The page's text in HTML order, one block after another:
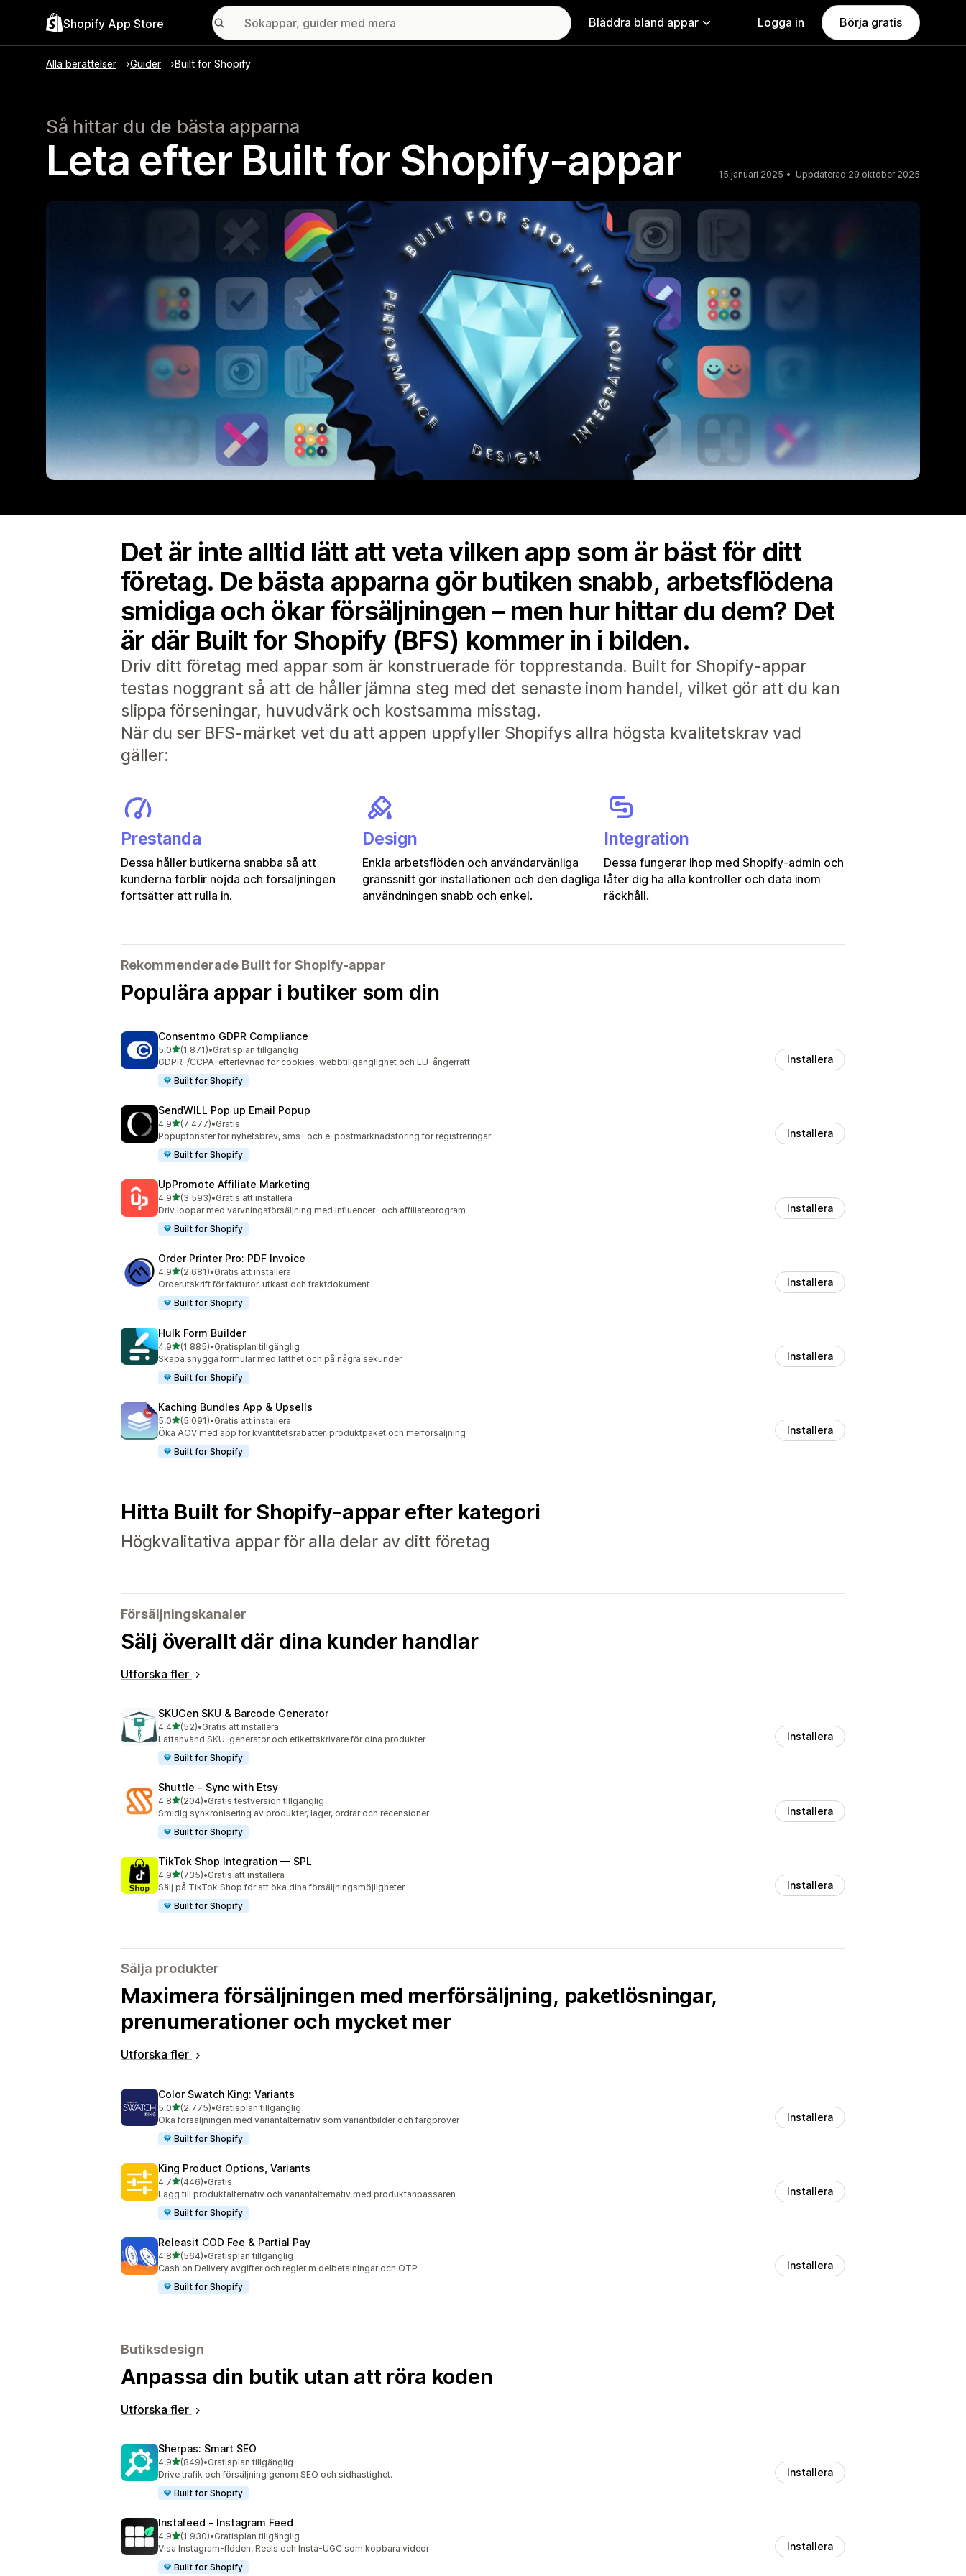
Shopify App Store Bläddra bland appar Logga in Börja gratis
Alla berättelser Guider Built for Shopify
Så hittar du de bästa apparna
Leta efter Built for Shopify-appar 15 januari 2025 Uppdaterad 29 oktober 2025
Det är inte alltid lätt att veta vilken app som är bäst för ditt
företag. De bästa apparna gör butiken snabb, arbetsflödena
smidiga och ökar försäljningen – men hur hittar du dem? Det
är där Built for Shopify (BFS) kommer in i bilden.
Driv ditt företag med appar som är konstruerade för topprestanda. Built for Shopify-appar
testas noggrant så att de håller jämna steg med det senaste inom handel, vilket gör att du kan
slippa förseningar, huvudvärk och kostsamma misstag.
När du ser BFS-märket vet du att appen uppfyller Shopifys allra högsta kvalitetskrav vad
gäller:
Prestanda
Dessa håller butikerna snabba så att
kunderna förblir nöjda och försäljningen
fortsätter att rulla in.
Design
Enkla arbetsflöden och användarvänliga
gränssnitt gör installationen och den dagliga
användningen snabb och enkel.
Integration
Dessa fungerar ihop med Shopify-admin och
låter dig ha alla kontroller och data inom
räckhåll.
Rekommenderade Built for Shopify-appar
Populära appar i butiker som din
Consentmo GDPR Compliance
5,0av 5 stjärnor
(1 871)
1871 recensioner totalt
•Gratisplan tillgänglig
GDPR-/CCPA-efterlevnad för cookies, webbtillgänglighet och EU-ångerrätt
Built for Shopify
Installera
SendWILL Pop up Email Popup
4,9av 5 stjärnor
(7 477)
7477 recensioner totalt
•Gratis
Popupfönster för nyhetsbrev, sms- och e-postmarknadsföring för registreringar
Built for Shopify
Installera
UpPromote Affiliate Marketing
4,9av 5 stjärnor
(3 593)
3593 recensioner totalt
•Gratis att installera
Driv loopar med värvningsförsäljning med influencer- och affiliateprogram
Built for Shopify
Installera
Order Printer Pro: PDF Invoice
4,9av 5 stjärnor
(2 681)
2681 recensioner totalt
•Gratis att installera
Orderutskrift för fakturor, utkast och fraktdokument
Built for Shopify
Installera
Hulk Form Builder
4,9av 5 stjärnor
(1 885)
1885 recensioner totalt
•Gratisplan tillgänglig
Skapa snygga formulär med lätthet och på några sekunder.
Built for Shopify
Installera
Kaching Bundles App & Upsells
5,0av 5 stjärnor
(5 091)
5091 recensioner totalt
•Gratis att installera
Öka AOV med app för kvantitetsrabatter, produktpaket och merförsäljning
Built for Shopify
Installera
Hitta Built for Shopify-appar efter kategori
Högkvalitativa appar för alla delar av ditt företag
Försäljningskanaler
Sälj överallt där dina kunder handlar
Utforska fler
SKUGen SKU & Barcode Generator
4,4av 5 stjärnor
(52)
52 recensioner totalt
•Gratis att installera
Lättanvänd SKU-generator och etikettskrivare för dina produkter
Built for Shopify
Installera
Shuttle ‑ Sync with Etsy
4,8av 5 stjärnor
(204)
204 recensioner totalt
•Gratis testversion tillgänglig
Smidig synkronisering av produkter, lager, ordrar och recensioner
Built for Shopify
Installera
TikTok Shop Integration — SPL
4,9av 5 stjärnor
(735)
735 recensioner totalt
•Gratis att installera
Sälj på TikTok Shop för att öka dina försäljningsmöjligheter
Built for Shopify
Installera
Sälja produkter
Maximera försäljningen med merförsäljning, paketlösningar,
prenumerationer och mycket mer
Utforska fler
Color Swatch King: Variants
5,0av 5 stjärnor
(2 775)
2775 recensioner totalt
•Gratisplan tillgänglig
Öka försäljningen med variantalternativ som variantbilder och färgprover
Built for Shopify
Installera
King Product Options, Variants
4,7av 5 stjärnor
(446)
446 recensioner totalt
•Gratis
Lägg till produktalternativ och variantalternativ med produktanpassaren
Built for Shopify
Installera
Releasit COD Fee & Partial Pay
4,8av 5 stjärnor
(564)
564 recensioner totalt
•Gratisplan tillgänglig
Cash on Delivery avgifter och regler m delbetalningar och OTP
Built for Shopify
Installera
Butiksdesign
Anpassa din butik utan att röra koden
Utforska fler
Sherpas: Smart SEO
4,9av 5 stjärnor
(849)
849 recensioner totalt
•Gratisplan tillgänglig
Drive trafik och försäljning genom SEO och sidhastighet.
Built for Shopify
Installera
Instafeed ‑ Instagram Feed
4,9av 5 stjärnor
(1 930)
1930 recensioner totalt
•Gratisplan tillgänglig
Visa Instagram-flöden, Reels och Insta-UGC som köpbara videor
Built for Shopify
Installera